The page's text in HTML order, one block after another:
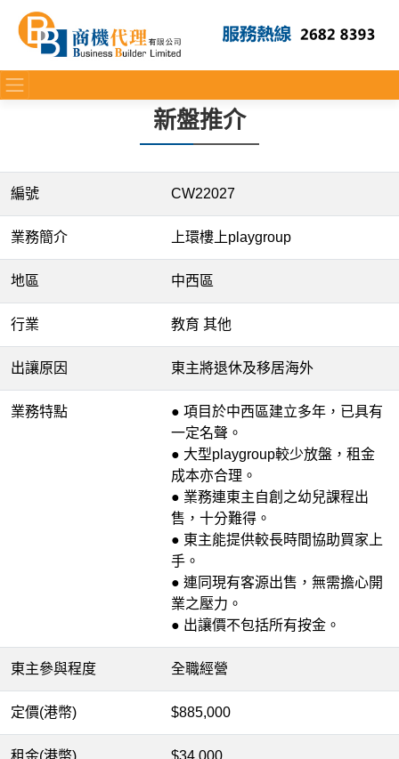
新盤推介
編號 CW22027
業務簡介 上環樓上playgroup
地區 中西區
行業 教育 其他
出讓原因 東主將退休及移居海外
業務特點
● 項目於中西區建立多年，已具有
一定名聲。
● 大型playgroup較少放盤，租金
成本亦合理。
● 業務連東主自創之幼兒課程出
售，十分難得。
● 東主能提供較長時間協助買家上
手。
● 連同現有客源出售，無需擔心開
業之壓力。
● 出讓價不包括所有按金。
東主參與程度 全職經營
定價(港幣) $885,000
租金(港幣) $34,000